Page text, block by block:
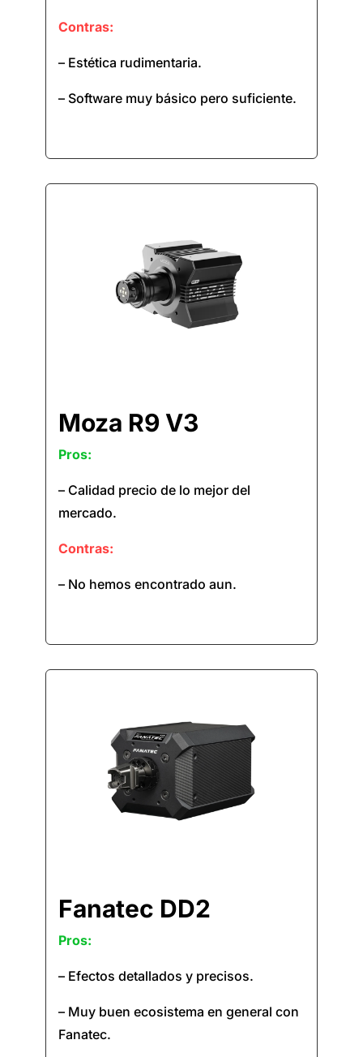
Contras:
– Estética rudimentaria.
– Software muy básico pero suficiente.
Moza R9 V3
Pros:
– Calidad precio de lo mejor del
mercado.
Contras:
– No hemos encontrado aun.
Fanatec DD2
Pros:
– Efectos detallados y precisos.
– Muy buen ecosistema en general con
Fanatec.